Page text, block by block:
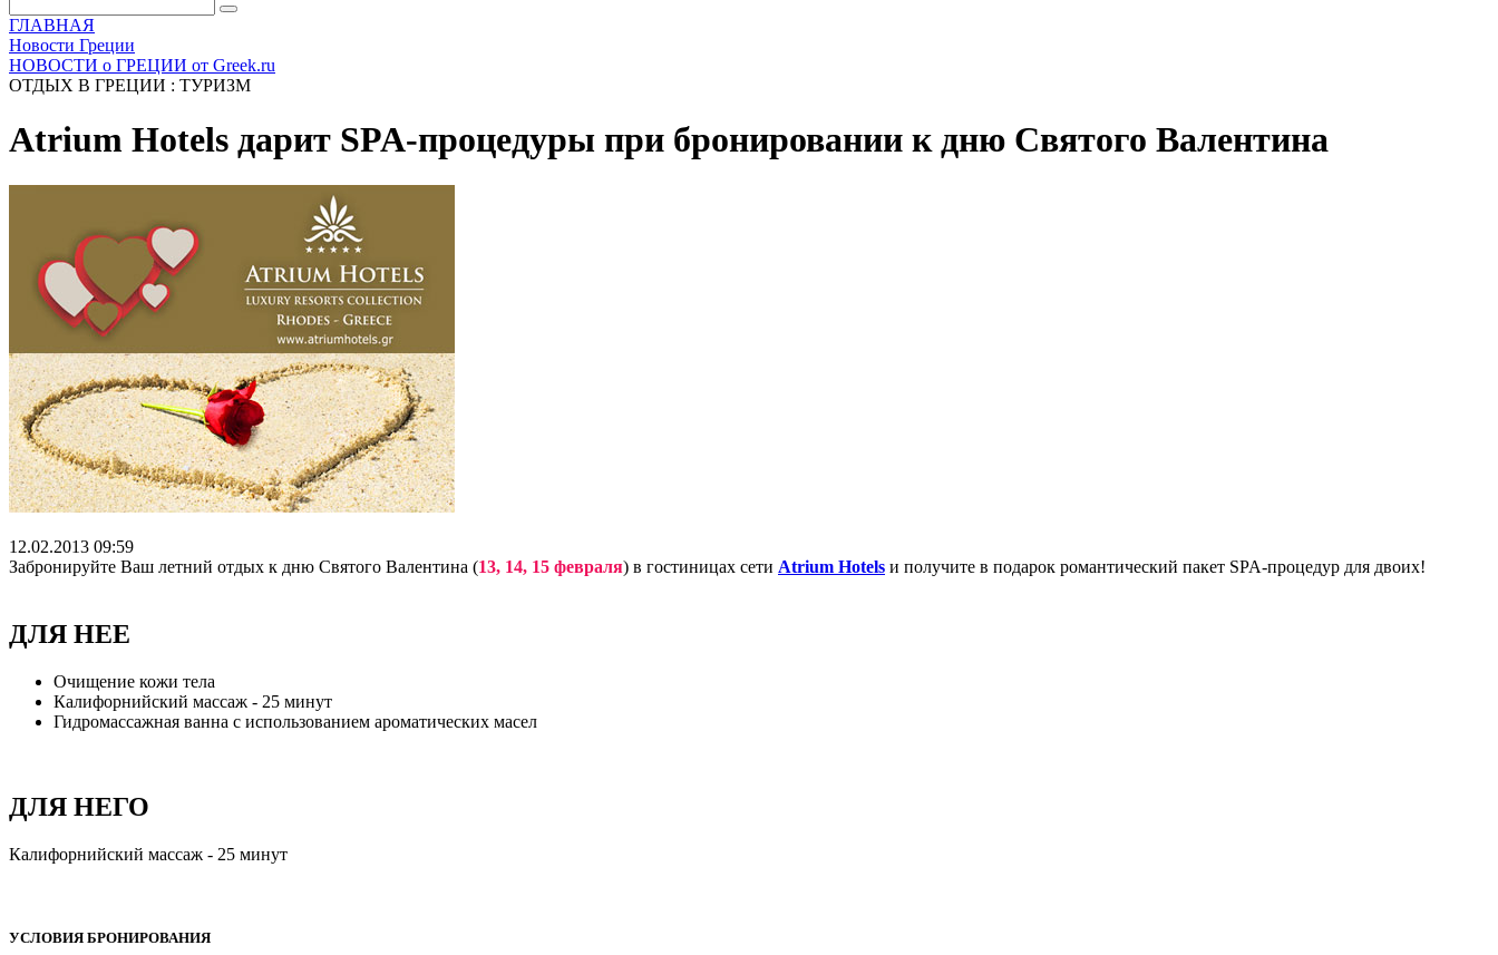
ГЛАВНАЯ
Новости Греции
НОВОСТИ о ГРЕЦИИ от Greek.ru
ОТДЫХ В ГРЕЦИИ : ТУРИЗМ
Atrium Hotels дарит SPA-процедуры при бронировании к дню Святого Валентина
12.02.2013 09:59
Забронируйте Ваш летний отдых к дню Святого Валентина (13, 14, 15 февраля) в гостиницах сети Atrium Hotels и получите в подарок романтический пакет SPA-процедур для двоих!
ДЛЯ НЕЕ
Очищение кожи тела
Калифорнийский массаж - 25 минут
Гидромассажная ванна с использованием ароматических масел
ДЛЯ НЕГО
Калифорнийский массаж - 25 минут
УСЛОВИЯ БРОНИРОВАНИЯ